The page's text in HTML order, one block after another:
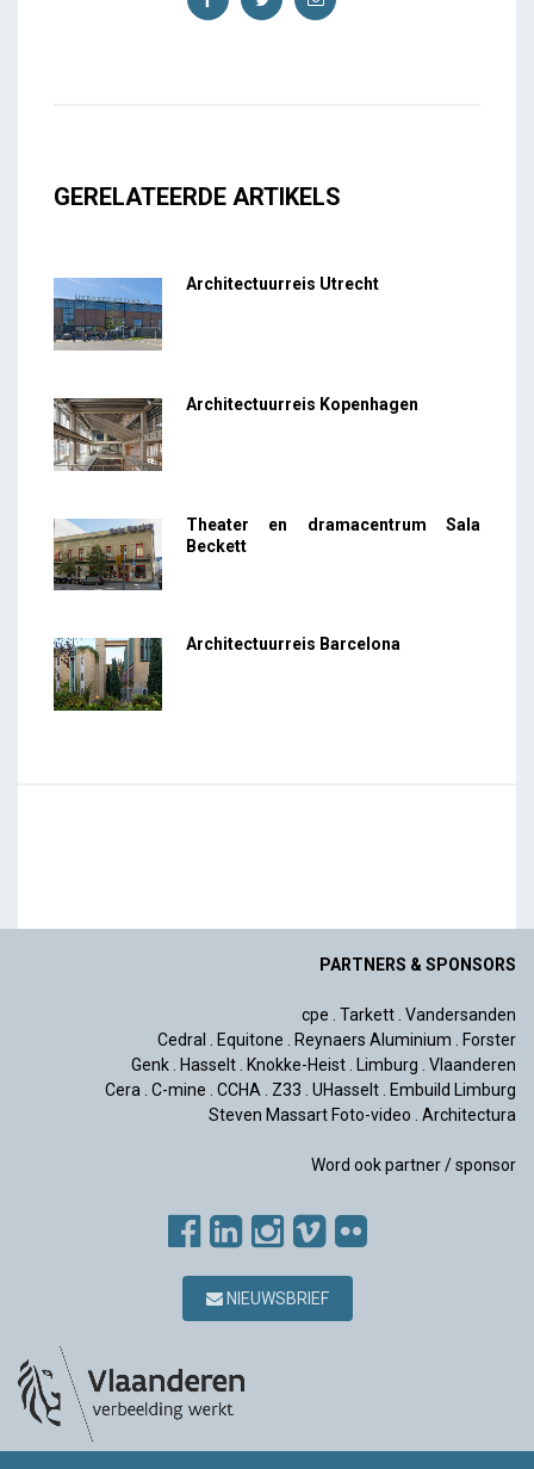
GERELATEERDE ARTIKELS
Architectuurreis Utrecht
Architectuurreis Kopenhagen
Theater en dramacentrum Sala
Beckett
Architectuurreis Barcelona
PARTNERS & SPONSORS
cpe . Tarkett. Vandersanden
Cedral . Equitone . Reynaers Aluminium . Forster
Genk. Hasselt. Knokke-Heist. Limburg . Vlaanderen
Cera. C-mine . CCHA. Z33 . UHasselt. Embuild Limburg
Steven Massart Foto-video . Architectura
Word ook partner / sponsor
NIEUWSBRIEF